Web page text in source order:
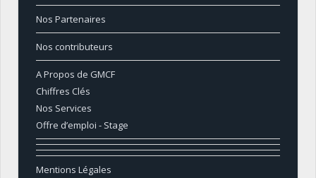
Nos Partenaires
Nos contributeurs
A Propos de GMCF
Chiffres Clés
Nos Services
Offre d’emploi - Stage
Mentions Légales